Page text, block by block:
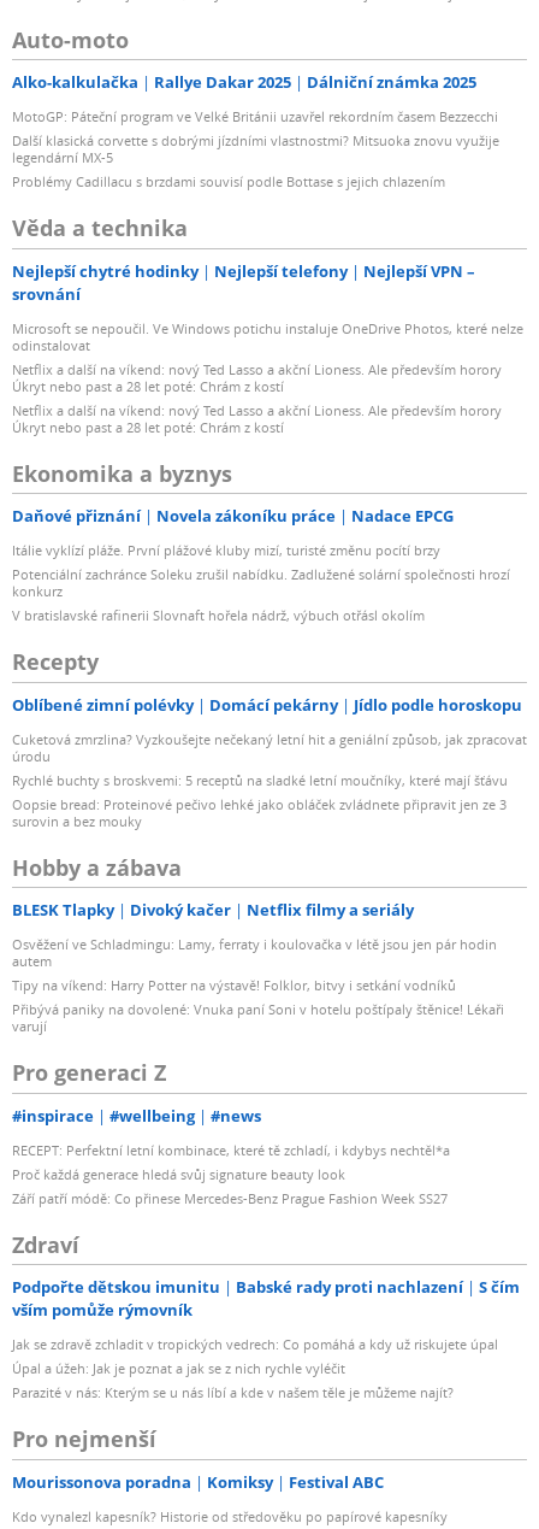
Auto-moto
Alko-kalkulačka Rallye Dakar 2025 Dálniční známka 2025
MotoGP: Páteční program ve Velké Británii uzavřel rekordním časem Bezzecchi
Další klasická corvette s dobrými jízdními vlastnostmi? Mitsuoka znovu využije
legendární MX-5
Problémy Cadillacu s brzdami souvisí podle Bottase s jejich chlazením
Věda a technika
Nejlepší chytré hodinky Nejlepší telefony
Nejlepší VPN –
srovnání
Microsoft se nepoučil. Ve Windows potichu instaluje OneDrive Photos, které nelze
odinstalovat
Netflix a další na víkend: nový Ted Lasso a akční Lioness. Ale především horory
Úkryt nebo past a 28 let poté: Chrám z kostí
Netflix a další na víkend: nový Ted Lasso a akční Lioness. Ale především horory
Úkryt nebo past a 28 let poté: Chrám z kostí
Ekonomika a byznys
Daňové přiznání Novela zákoníku práce Nadace EPCG
Itálie vyklízí pláže. První plážové kluby mizí, turisté změnu pocítí brzy
Potenciální zachránce Soleku zrušil nabídku. Zadlužené solární společnosti hrozí
konkurz
V bratislavské rafinerii Slovnaft hořela nádrž, výbuch otřásl okolím
Recepty
Oblíbené zimní polévky Domácí pekárny Jídlo podle horoskopu
Cuketová zmrzlina? Vyzkoušejte nečekaný letní hit a geniální způsob, jak zpracovat
úrodu
Rychlé buchty s broskvemi: 5 receptů na sladké letní moučníky, které mají šťávu
Oopsie bread: Proteinové pečivo lehké jako obláček zvládnete připravit jen ze 3
surovin a bez mouky
Hobby a zábava
BLESK Tlapky Divoký kačer Netflix filmy a seriály
Osvěžení ve Schladmingu: Lamy, ferraty i koulovačka v létě jsou jen pár hodin
autem
Tipy na víkend: Harry Potter na výstavě! Folklor, bitvy i setkání vodníků
Přibývá paniky na dovolené: Vnuka paní Soni v hotelu poštípaly štěnice! Lékaři
varují
Pro generaci Z
#inspirace #wellbeing #news
RECEPT: Perfektní letní kombinace, které tě zchladí, i kdybys nechtěl*a
Proč každá generace hledá svůj signature beauty look
Září patří módě: Co přinese Mercedes-Benz Prague Fashion Week SS27
Zdraví
Podpořte dětskou imunitu Babské rady proti nachlazení
S čím
vším pomůže rýmovník
Jak se zdravě zchladit v tropických vedrech: Co pomáhá a kdy už riskujete úpal
Úpal a úžeh: Jak je poznat a jak se z nich rychle vyléčit
Parazité v nás: Kterým se u nás líbí a kde v našem těle je můžeme najít?
Pro nejmenší
Mourissonova poradna Komiksy Festival ABC
Kdo vynalezl kapesník? Historie od středověku po papírové kapesníky